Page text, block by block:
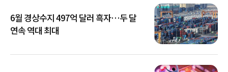
6월 경상수지 497억 달러 흑자…두 달
연속 역대 최대